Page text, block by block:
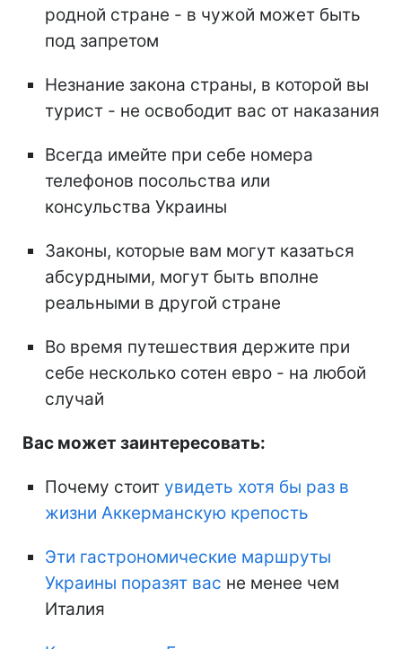
родной стране - в чужой может быть
под запретом
Незнание закона страны, в которой вы
турист - не освободит вас от наказания
Всегда имейте при себе номера
телефонов посольства или
консульства Украины
Законы, которые вам могут казаться
абсурдными, могут быть вполне
реальными в другой стране
Во время путешествия держите при
себе несколько сотен евро - на любой
случай
Вас может заинтересовать:
Почему стоит увидеть хотя бы раз в
жизни Аккерманскую крепость
Эти гастрономические маршруты
Украины поразят вас не менее чем
Италия